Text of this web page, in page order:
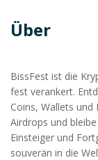
Über
BissFest ist die
fest verankert.
Coins, Wallets und
Airdrops und
Einsteiger und
souverän in die